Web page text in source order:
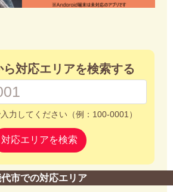
対応エリアを検索する
力してください（例：100-0001）
対応エリアを検索
市での対応エリア